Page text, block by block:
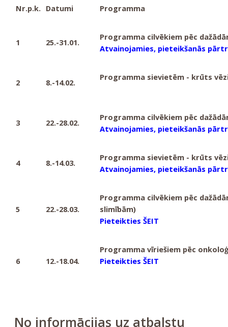
Nr.p.k. Datumi Programma
1 25.-31.01.
Programma cilvēkiem pēc
Atvainojamies, pieteikšanās
2 8.-14.02.
Programma sievietēm - krūts
3 22.-28.02.
Programma cilvēkiem pēc
Atvainojamies, pieteikšanās
4 8.-14.03.
Programma sievietēm - krūts
Atvainojamies, pieteikšanās
5 22.-28.03.
Programma cilvēkiem pēc
slimībām)
Pieteikties ŠEIT
6 12.-18.04.
Programma vīriešiem pēc
Pieteikties ŠEIT
No informācijas uz atbalstu